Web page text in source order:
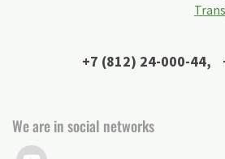
+7 (812) 24-000-44,
We are in social networks